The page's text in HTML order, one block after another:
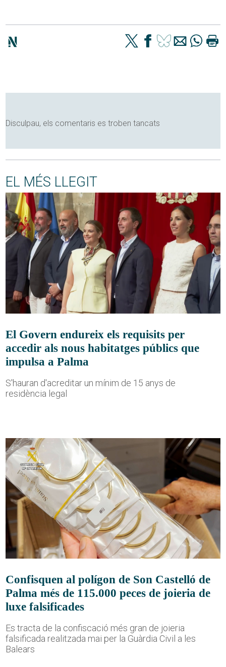
Disculpau, els comentaris es troben tancats
EL MÉS LLEGIT
El Govern endureix els requisits per
accedir als nous habitatges públics que
impulsa a Palma
S'hauran d'acreditar un mínim de 15 anys de
residència legal
Confisquen al polígon de Son Castelló de
Palma més de 115.000 peces de joieria de
luxe falsificades
Es tracta de la confiscació més gran de joieria
falsificada realitzada mai per la Guàrdia Civil a les
Balears